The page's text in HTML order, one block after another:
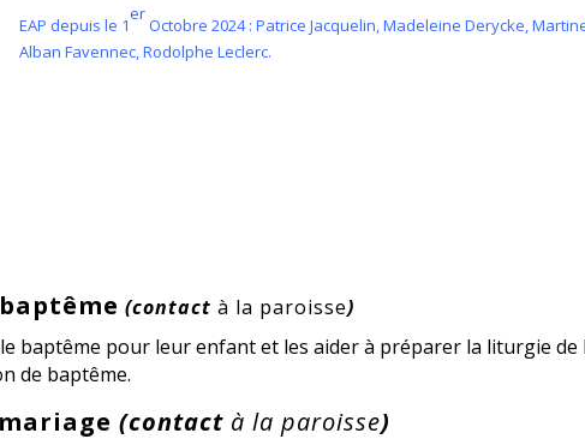
EAP depuis le 1
er
Octobre 2024 : Patrice Jacquelin, Madeleine Derycke,
Alban Favennec, Rodolphe Leclerc.
(contact à la paroisse)
baptême pour leur enfant et les aider à préparer la liturgie de
de baptême.
(contact à la paroisse)